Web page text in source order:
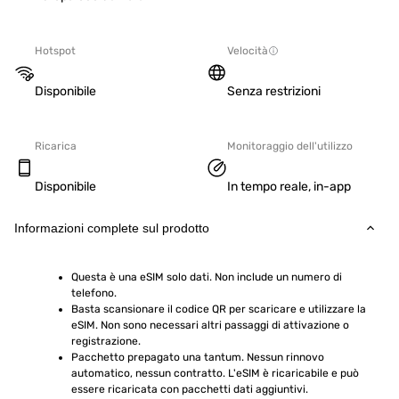
Hotspot
Disponibile
Velocità
Senza restrizioni
Ricarica
Disponibile
Monitoraggio dell'utilizzo
In tempo reale, in-app
Informazioni complete sul prodotto
Questa è una eSIM solo dati. Non include un numero di
telefono.
Basta scansionare il codice QR per scaricare e utilizzare la
eSIM. Non sono necessari altri passaggi di attivazione o
registrazione.
Pacchetto prepagato una tantum. Nessun rinnovo
automatico, nessun contratto. L'eSIM è ricaricabile e può
essere ricaricata con pacchetti dati aggiuntivi.